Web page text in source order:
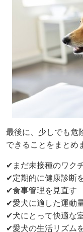
最後に、少しでも危
できることをまとめ
✔まだ未接種のワク
✔定期的に健康診断
✔食事管理を見直す
✔愛犬に適した運動
✔犬にとって快適な
✔愛犬の生活リズム